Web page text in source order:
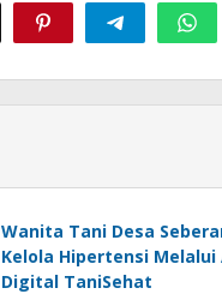
Wanita Tani Desa
Kelola Hipertensi Melalui
Digital TaniSehat